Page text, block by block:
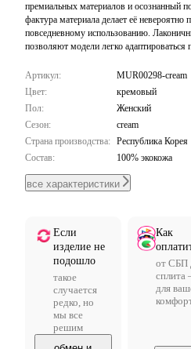
премиальных материалов и осознанный
фактура материала делает её
повседневному использованию.
позволяют модели легко адаптироваться
аксессуар, который не перегружает
подчеркивая ваш вкус.
Артикул:
MUR00298-cream
Цвет:
кремовый
Пол:
Женский
Сезон:
cream
Страна производства: Республика Корея
Состав:
100% экокожа
все характеристики
Если
изделие не
подошло
такое
случается
редко, но
мы все
решим
Как
от СБП
сплита
для